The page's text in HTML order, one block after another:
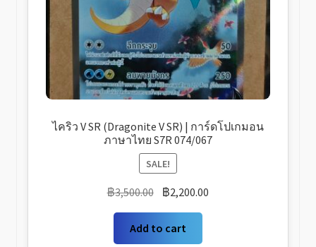
ไคริว V SR (Dragonite V SR) | การ์ดโปเกมอน
ภาษาไทย S7R 074/067
SALE!
฿3,500.00 Original
price
was:
฿2,200.00
Add to cart